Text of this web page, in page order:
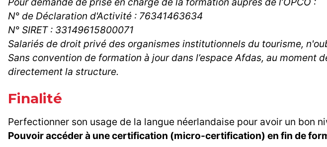
N° de Déclaration d'Activité : 76341463634
N° SIRET : 33149615800071
Salariés de droit privé des organismes institutionnels du tourisme,
Sans convention de formation à jour dans l’espace Afdas, au
directement la structure.
Finalité
Perfectionner son usage de la langue néerlandaise pour avoir un bon
Pouvoir accéder à une certification (micro-certification) en fin de